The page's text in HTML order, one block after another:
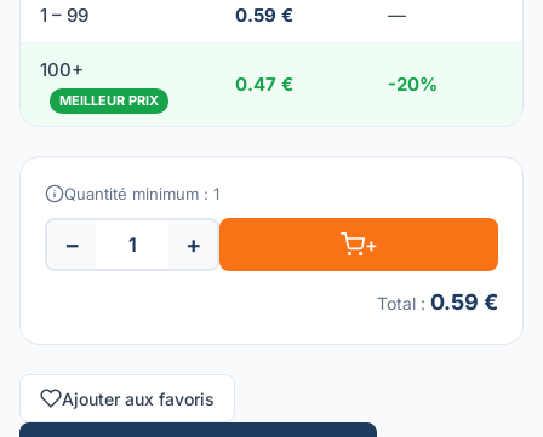
1 – 99 0.59 € —
100+
MEILLEUR PRIX
0.47 € -20%
Quantité minimum : 1
− + +
Total : 0.59 €
Ajouter aux favoris